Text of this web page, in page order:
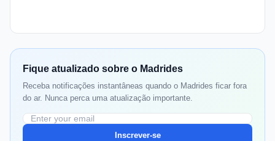
Fique atualizado sobre o Madrides
Receba notificações instantâneas quando o Madrides ficar fora
do ar. Nunca perca uma atualização importante.
Inscrever-se